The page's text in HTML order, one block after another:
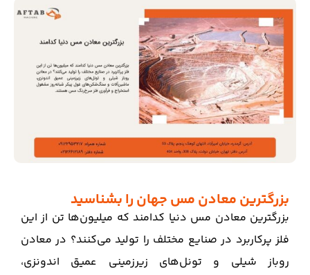
بزرگترین معادن مس جهان را بشناسید
بزرگترین معادن مس دنیا کدامند که میلیون‌ها تن از این
فلز پرکاربرد در صنایع مختلف را تولید می‌کنند؟ در معادن
روباز شیلی و تونل‌های زیرزمینی عمیق اندونزی،